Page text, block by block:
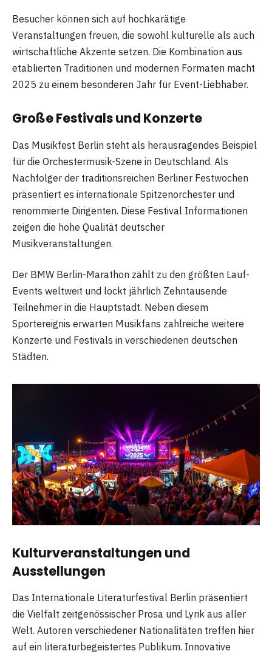
Besucher können sich auf hochkarätige
Veranstaltungen freuen, die sowohl kulturelle als auch
wirtschaftliche Akzente setzen. Die Kombination aus
etablierten Traditionen und modernen Formaten macht
2025 zu einem besonderen Jahr für Event-Liebhaber.
Große Festivals und Konzerte
Das Musikfest Berlin steht als herausragendes Beispiel
für die Orchestermusik-Szene in Deutschland. Als
Nachfolger der traditionsreichen Berliner Festwochen
präsentiert es internationale Spitzenorchester und
renommierte Dirigenten. Diese Festival Informationen
zeigen die hohe Qualität deutscher
Musikveranstaltungen.
Der BMW Berlin-Marathon zählt zu den größten Lauf-
Events weltweit und lockt jährlich Zehntausende
Teilnehmer in die Hauptstadt. Neben diesem
Sportereignis erwarten Musikfans zahlreiche weitere
Konzerte und Festivals in verschiedenen deutschen
Städten.
Kulturveranstaltungen und
Ausstellungen
Das Internationale Literaturfestival Berlin präsentiert
die Vielfalt zeitgenössischer Prosa und Lyrik aus aller
Welt. Autoren verschiedener Nationalitäten treffen hier
auf ein literaturbegeistertes Publikum. Innovative